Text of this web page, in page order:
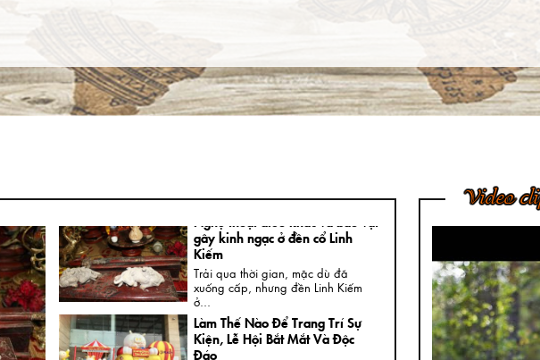
Tượng Đồng Truyền Thống Việt
Ngày nay, không khó để được
chiêm ngưỡng những bức tượng
đồng...
gây kinh ngạc ở đền cổ Linh
Kiếm
Trải qua thời gian, mặc dù đã
xuống cấp, nhưng đền Linh Kiếm
ở...
Làm Thế Nào Để Trang Trí Sự
Kiện, Lễ Hội Bắt Mắt Và Độc
Đáo
Video